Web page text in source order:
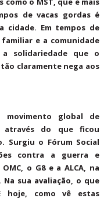
de vacas gordas é
cidade. Em tempos de
e a comunidade
solidariedade que o
claramente nega aos
global de
através do que ficou
Surgiu o Fórum Social
contra a guerra e
o G8 e a ALCA, na
sua avaliação, o que
hoje, como vê estas